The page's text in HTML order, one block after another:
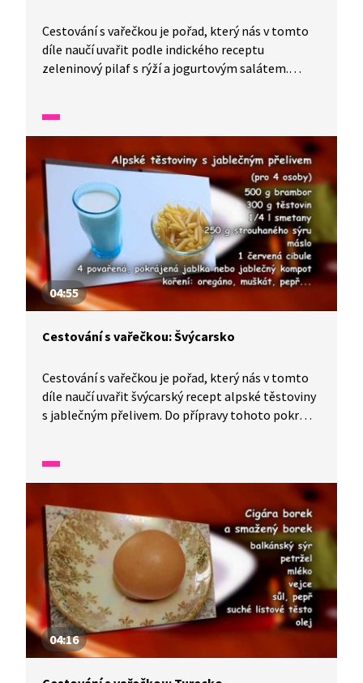
Cestování s vařečkou je pořad, který nás v tomto
díle naučí uvařit podle indického receptu
zeleninový pilaf s rýží a jogurtovým salátem.
netradičně prostřený stůl, na kterém toho
nakonec bude spousta k hodování.
04:55
Cestování s vařečkou: Švýcarsko
Cestování s vařečkou je pořad, který nás v tomto
díle naučí uvařit švýcarský recept alpské těstoviny
s jablečným přelivem. Do přípravy tohoto pokrmu
04:16